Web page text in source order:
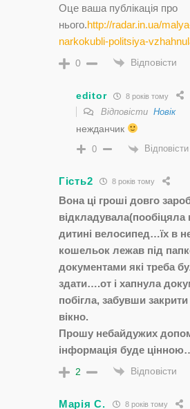
Оце ваша публікація про
нього.http://radar.in.ua/
narkokubli-politsiya-
0 Відповісти
editor 8 років тому
Відповісти Новік
нежданчик
0 Відповісти
Гість2 8 років тому
Вона ці гроші довго
відкладувала(пообіцяла
дитині велосипед…їх в
кошельок лежав під
документами які треба
здати….от і хапнула
побігла, забувши
вікно.
Прошу небайдужих
інформація буде
2 Відповісти
Марія С. 8 років тому